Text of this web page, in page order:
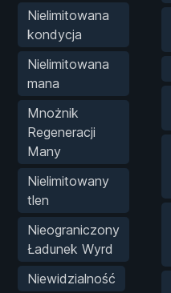
Nielimitowana
kondycja
Nielimitowana
mana
Mnożnik
Regeneracji
Many
Nielimitowany
tlen
Nieograniczony
Ładunek Wyrd
Niewidzialność